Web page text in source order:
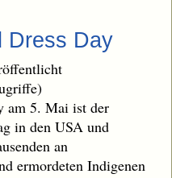
Dress Day
am 5. Mai ist der
in den USA und
an
ermordeten Indigenen